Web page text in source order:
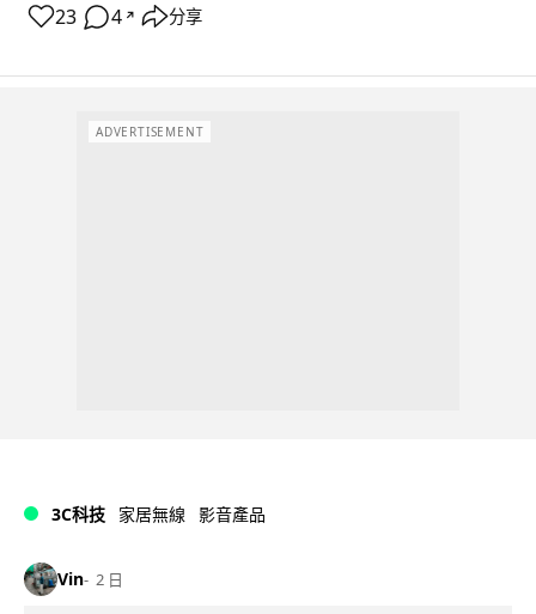
23 4 ↗ 分享
ADVERTISEMENT
3C科技 家居無線 影音產品
Vin 2 日